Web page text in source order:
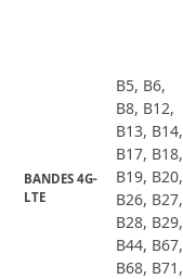
BANDES 4G-
LTE
B5, B6,
B8, B12,
B13, B14,
B17, B18,
B19, B20,
B26, B27,
B28, B29,
B44, B67,
B68, B71,